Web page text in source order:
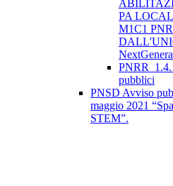
PA
M1C1
pubblici
PNSD Avviso
maggio 2021
STEM”.